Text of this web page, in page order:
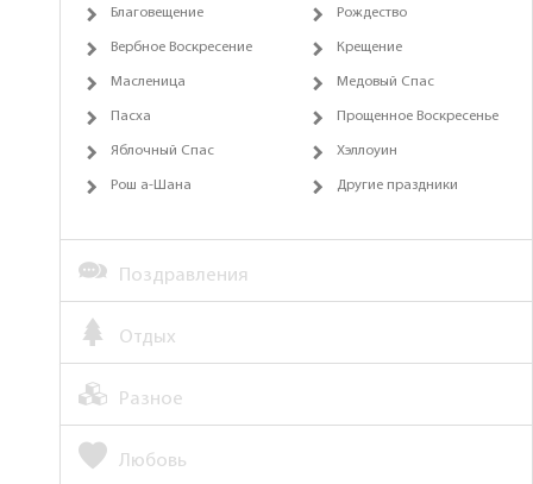
Благовещение Рождество
Вербное Воскресение Крещение
Масленица Медовый Спас
Пасха Прощенное Воскресенье
Яблочный Спас Хэллоуин
Рош а-Шана Другие праздники
Поздравления
Отдых
Разное
Любовь